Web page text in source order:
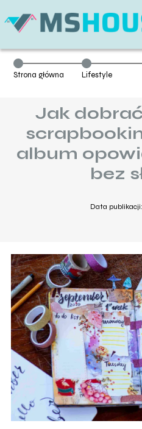
Strona główna Lifestyle
Jak
album
bez
Data